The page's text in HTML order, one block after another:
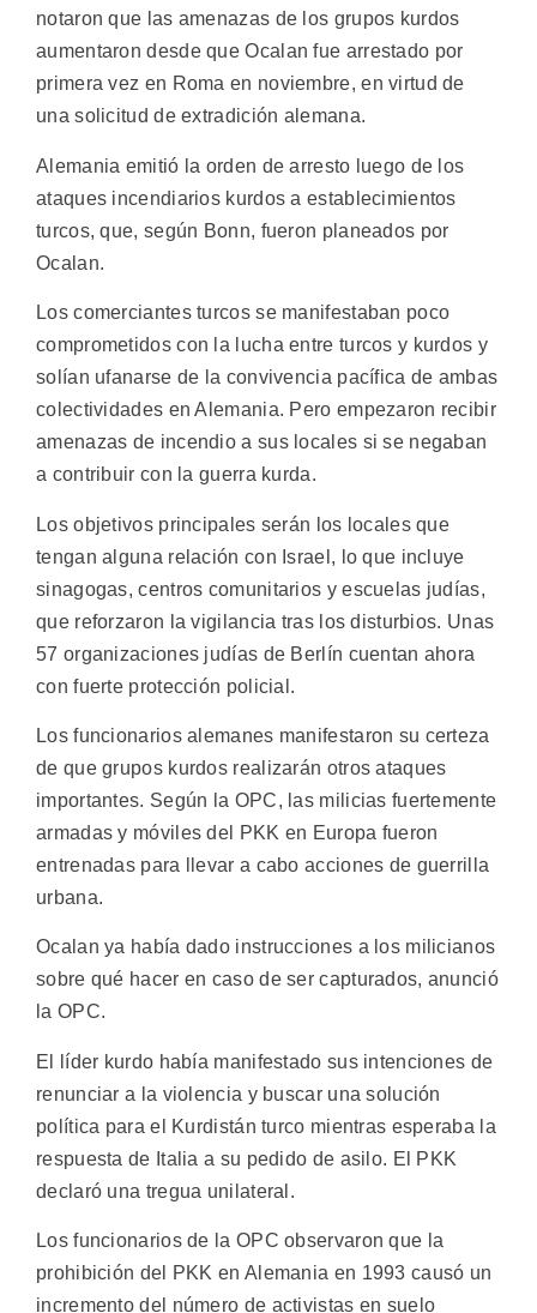
notaron que las amenazas de los grupos kurdos
aumentaron desde que Ocalan fue arrestado por
primera vez en Roma en noviembre, en virtud de
una solicitud de extradición alemana.
Alemania emitió la orden de arresto luego de los
ataques incendiarios kurdos a establecimientos
turcos, que, según Bonn, fueron planeados por
Ocalan.
Los comerciantes turcos se manifestaban poco
comprometidos con la lucha entre turcos y kurdos y
solían ufanarse de la convivencia pacífica de ambas
colectividades en Alemania. Pero empezaron recibir
amenazas de incendio a sus locales si se negaban
a contribuir con la guerra kurda.
Los objetivos principales serán los locales que
tengan alguna relación con Israel, lo que incluye
sinagogas, centros comunitarios y escuelas judías,
que reforzaron la vigilancia tras los disturbios. Unas
57 organizaciones judías de Berlín cuentan ahora
con fuerte protección policial.
Los funcionarios alemanes manifestaron su certeza
de que grupos kurdos realizarán otros ataques
importantes. Según la OPC, las milicias fuertemente
armadas y móviles del PKK en Europa fueron
entrenadas para llevar a cabo acciones de guerrilla
urbana.
Ocalan ya había dado instrucciones a los milicianos
sobre qué hacer en caso de ser capturados, anunció
la OPC.
El líder kurdo había manifestado sus intenciones de
renunciar a la violencia y buscar una solución
política para el Kurdistán turco mientras esperaba la
respuesta de Italia a su pedido de asilo. El PKK
declaró una tregua unilateral.
Los funcionarios de la OPC observaron que la
prohibición del PKK en Alemania en 1993 causó un
incremento del número de activistas en suelo